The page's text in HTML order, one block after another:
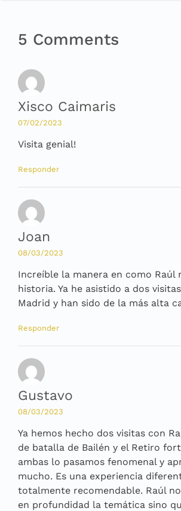
5 Comments
Xisco Caimaris
07/02/2023
Visita genial!
Responder
Joan
08/03/2023
Increíble la manera en como Raúl
historia. Ya he asistido a dos
Madrid y han sido de la más alta
Responder
Gustavo
08/03/2023
Ya hemos hecho dos visitas con
de batalla de Bailén y el Retiro
ambas lo pasamos fenomenal y
mucho. Es una experiencia
totalmente recomendable. Raúl
en profundidad la temática sino